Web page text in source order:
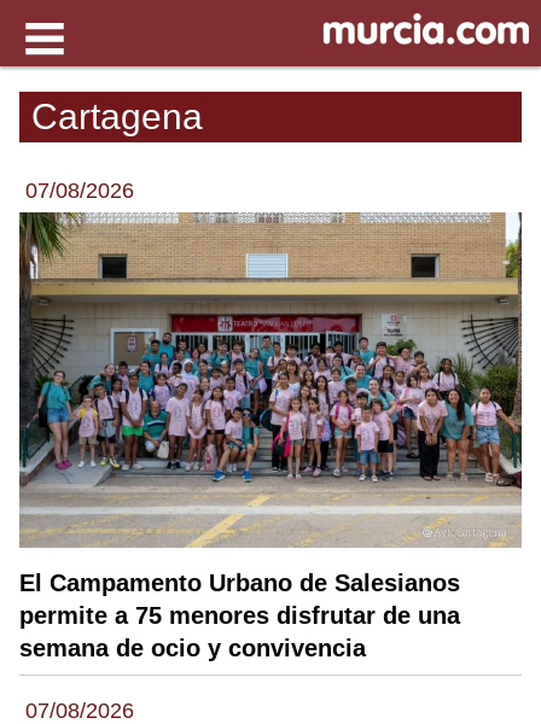
Cartagena
07/08/2026
El Campamento Urbano de Salesianos
permite a 75 menores disfrutar de una
semana de ocio y convivencia
07/08/2026